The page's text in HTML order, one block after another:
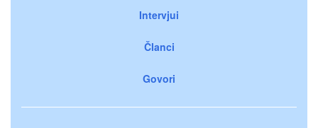
Intervjui
Članci
Govori